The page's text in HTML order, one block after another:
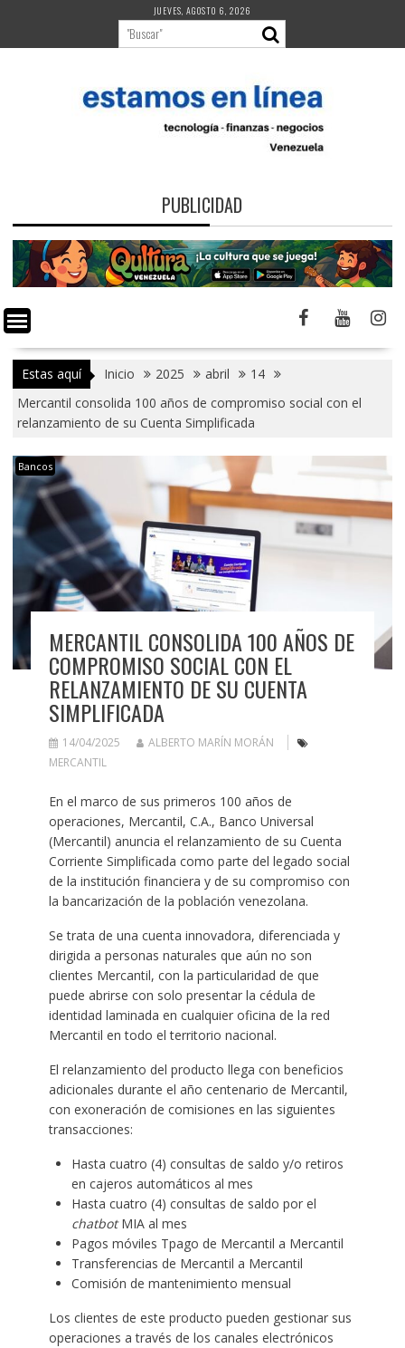
contenido
JUEVES, AGOSTO 6, 2026
PUBLICIDAD
Estas aquí Inicio 2025 abril
14
Mercantil consolida 100 años de compromiso social con el
relanzamiento de su Cuenta Simplificada
Bancos
MERCANTIL CONSOLIDA 100 AÑOS DE
COMPROMISO SOCIAL CON EL
RELANZAMIENTO DE SU CUENTA
SIMPLIFICADA
14/04/2025
ALBERTO MARÍN MORÁN
MERCANTIL
En el marco de sus primeros 100 años de
operaciones, Mercantil, C.A., Banco Universal
(Mercantil) anuncia el relanzamiento de su Cuenta
Corriente Simplificada como parte del legado social
de la institución financiera y de su compromiso con
la bancarización de la población venezolana.
Se trata de una cuenta innovadora, diferenciada y
dirigida a personas naturales que aún no son
clientes Mercantil, con la particularidad de que
puede abrirse con solo presentar la cédula de
identidad laminada en cualquier oficina de la red
Mercantil en todo el territorio nacional.
El relanzamiento del producto llega con beneficios
adicionales durante el año centenario de Mercantil,
con exoneración de comisiones en las siguientes
transacciones:
Hasta cuatro (4) consultas de saldo y/o retiros
en cajeros automáticos al mes
Hasta cuatro (4) consultas de saldo por el
chatbotMIA al mes
Pagos móviles Tpago de Mercantil a Mercantil
Transferencias de Mercantil a Mercantil
Comisión de mantenimiento mensual
Los clientes de este producto pueden gestionar sus
operaciones a través de los canales electrónicos